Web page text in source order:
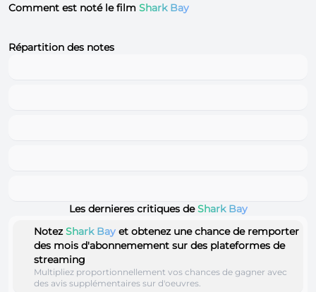
Comment est noté le film Shark Bay
Répartition des notes
Les dernieres critiques deShark Bay
NotezShark Bay et obtenez une chance de remporter
des mois d'abonnemement sur des plateformes de
streaming
Multipliez proportionnellement vos chances de gagner avec
des avis supplémentaires sur d'oeuvres.